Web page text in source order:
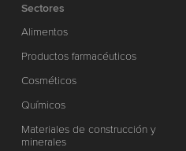
Sectores
Alimentos
Productos farmacéuticos
Cosméticos
Químicos
Materiales de construcción y
minerales